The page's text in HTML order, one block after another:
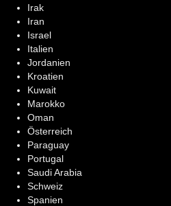
Irak
Iran
Israel
Italien
Jordanien
Kroatien
Kuwait
Marokko
Oman
Österreich
Paraguay
Portugal
Saudi Arabia
Schweiz
Spanien